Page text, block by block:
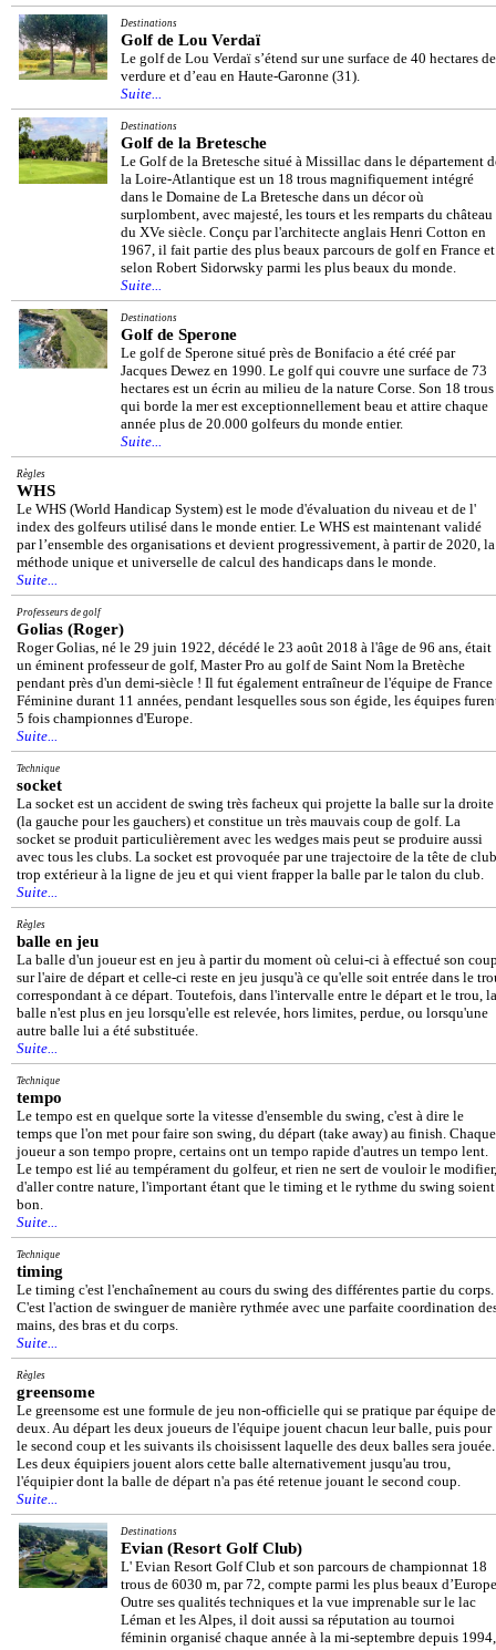
Destinations
Golf de Lou Verdaï
Le golf de Lou Verdaï s’étend sur une surface de 40 hectares de
verdure et d’eau en Haute-Garonne (31).
Suite...
Destinations
Golf de la Bretesche
Le Golf de la Bretesche situé à Missillac dans le département
la Loire-Atlantique est un 18 trous magnifiquement intégré
dans le Domaine de La Bretesche dans un décor où
surplombent, avec majesté, les tours et les remparts du château
du XVe siècle. Conçu par l'architecte anglais Henri Cotton en
1967, il fait partie des plus beaux parcours de golf en France et
selon Robert Sidorwsky parmi les plus beaux du monde.
Suite...
Destinations
Golf de Sperone
Le golf de Sperone situé près de Bonifacio a été créé par
Jacques Dewez en 1990. Le golf qui couvre une surface de 73
hectares est un écrin au milieu de la nature Corse. Son 18 trous
qui borde la mer est exceptionnellement beau et attire chaque
année plus de 20.000 golfeurs du monde entier.
Suite...
Règles
WHS
Le WHS (World Handicap System) est le mode d'évaluation du niveau et de l'
index des golfeurs utilisé dans le monde entier. Le WHS est maintenant validé
par l’ensemble des organisations et devient progressivement, à partir de 2020, la
méthode unique et universelle de calcul des handicaps dans le monde.
Suite...
Professeurs de golf
Golias (Roger)
Roger Golias, né le 29 juin 1922, décédé le 23 août 2018 à l'âge de 96 ans, était
un éminent professeur de golf, Master Pro au golf de Saint Nom la Bretèche
pendant près d'un demi-siècle ! Il fut également entraîneur de l'équipe de France
Féminine durant 11 années, pendant lesquelles sous son égide, les équipes
5 fois championnes d'Europe.
Suite...
Technique
socket
La socket est un accident de swing très facheux qui projette la balle sur la droite
(la gauche pour les gauchers) et constitue un très mauvais coup de golf. La
socket se produit particulièrement avec les wedges mais peut se produire aussi
avec tous les clubs. La socket est provoquée par une trajectoire de la tête de club
trop extérieur à la ligne de jeu et qui vient frapper la balle par le talon du club.
Suite...
Règles
balle en jeu
La balle d'un joueur est en jeu à partir du moment où celui-ci à effectué son
sur l'aire de départ et celle-ci reste en jeu jusqu'à ce qu'elle soit entrée dans le
correspondant à ce départ. Toutefois, dans l'intervalle entre le départ et le trou, la
balle n'est plus en jeu lorsqu'elle est relevée, hors limites, perdue, ou lorsqu'une
autre balle lui a été substituée.
Suite...
Technique
tempo
Le tempo est en quelque sorte la vitesse d'ensemble du swing, c'est à dire le
temps que l'on met pour faire son swing, du départ (take away) au finish. Chaque
joueur a son tempo propre, certains ont un tempo rapide d'autres un tempo lent.
Le tempo est lié au tempérament du golfeur, et rien ne sert de vouloir le modifier,
d'aller contre nature, l'important étant que le timing et le rythme du swing soient
bon.
Suite...
Technique
timing
Le timing c'est l'enchaînement au cours du swing des différentes partie du corps.
C'est l'action de swinguer de manière rythmée avec une parfaite coordination
mains, des bras et du corps.
Suite...
Règles
greensome
Le greensome est une formule de jeu non-officielle qui se pratique par équipe de
deux. Au départ les deux joueurs de l'équipe jouent chacun leur balle, puis pour
le second coup et les suivants ils choisissent laquelle des deux balles sera jouée.
Les deux équipiers jouent alors cette balle alternativement jusqu'au trou,
l'équipier dont la balle de départ n'a pas été retenue jouant le second coup.
Suite...
Destinations
Evian (Resort Golf Club)
L' Evian Resort Golf Club et son parcours de championnat 18
trous de 6030 m, par 72, compte parmi les plus beaux
Outre ses qualités techniques et la vue imprenable sur le lac
Léman et les Alpes, il doit aussi sa réputation au tournoi
féminin organisé chaque année à la mi-septembre depuis 1994,